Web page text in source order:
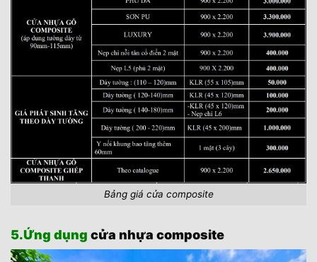
Bảng giá cửa composite
5.Ứng dụng cửa nhựa composite